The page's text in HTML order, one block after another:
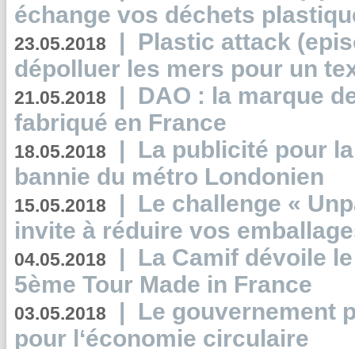
échange vos déchets
23.05.2018 | Plastic attack
dépolluer les mers pour un
21.05.2018 | DAO : la marque
fabriqué en France
18.05.2018 | La publicité pour
bannie du métro Londonien
15.05.2018 | Le challenge «
invite à réduire vos
04.05.2018 | La Camif dévoile
5ème Tour Made in France
03.05.2018 | Le gouvernement
pour l‘économie circulaire